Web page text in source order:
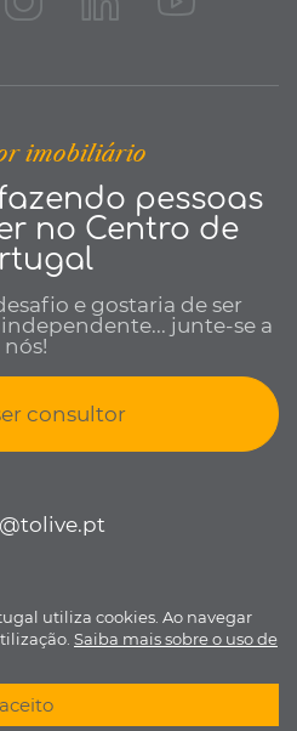
imobiliário
pessoas
no Centro de
e gostaria de ser
junte-se a
nós!
consultor
os direitos reservados •Política
• Desenvolvido porBomsite
utiliza cookies. Ao navegar
Saiba mais sobre o uso de
aceito